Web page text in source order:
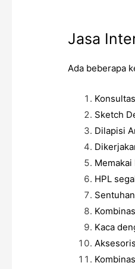
Jasa
Ada beberapa
Sketch
Dilapisi
HPL
Kaca